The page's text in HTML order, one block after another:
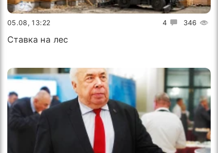
4 346
05.08, 13:22
Ставка на лес